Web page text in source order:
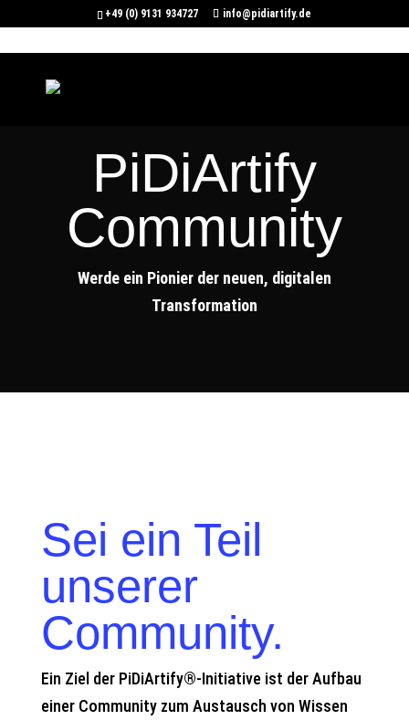
+49 (0) 9131 934727 info@pidiartify.de
PiDiArtify
Community
Werde ein Pionier der neuen, digitalen
Transformation
Sei ein Teil
unserer
Community.
Ein Ziel der PiDiArtify®-Initiative ist der Aufbau
einer Community zum Austausch von Wissen